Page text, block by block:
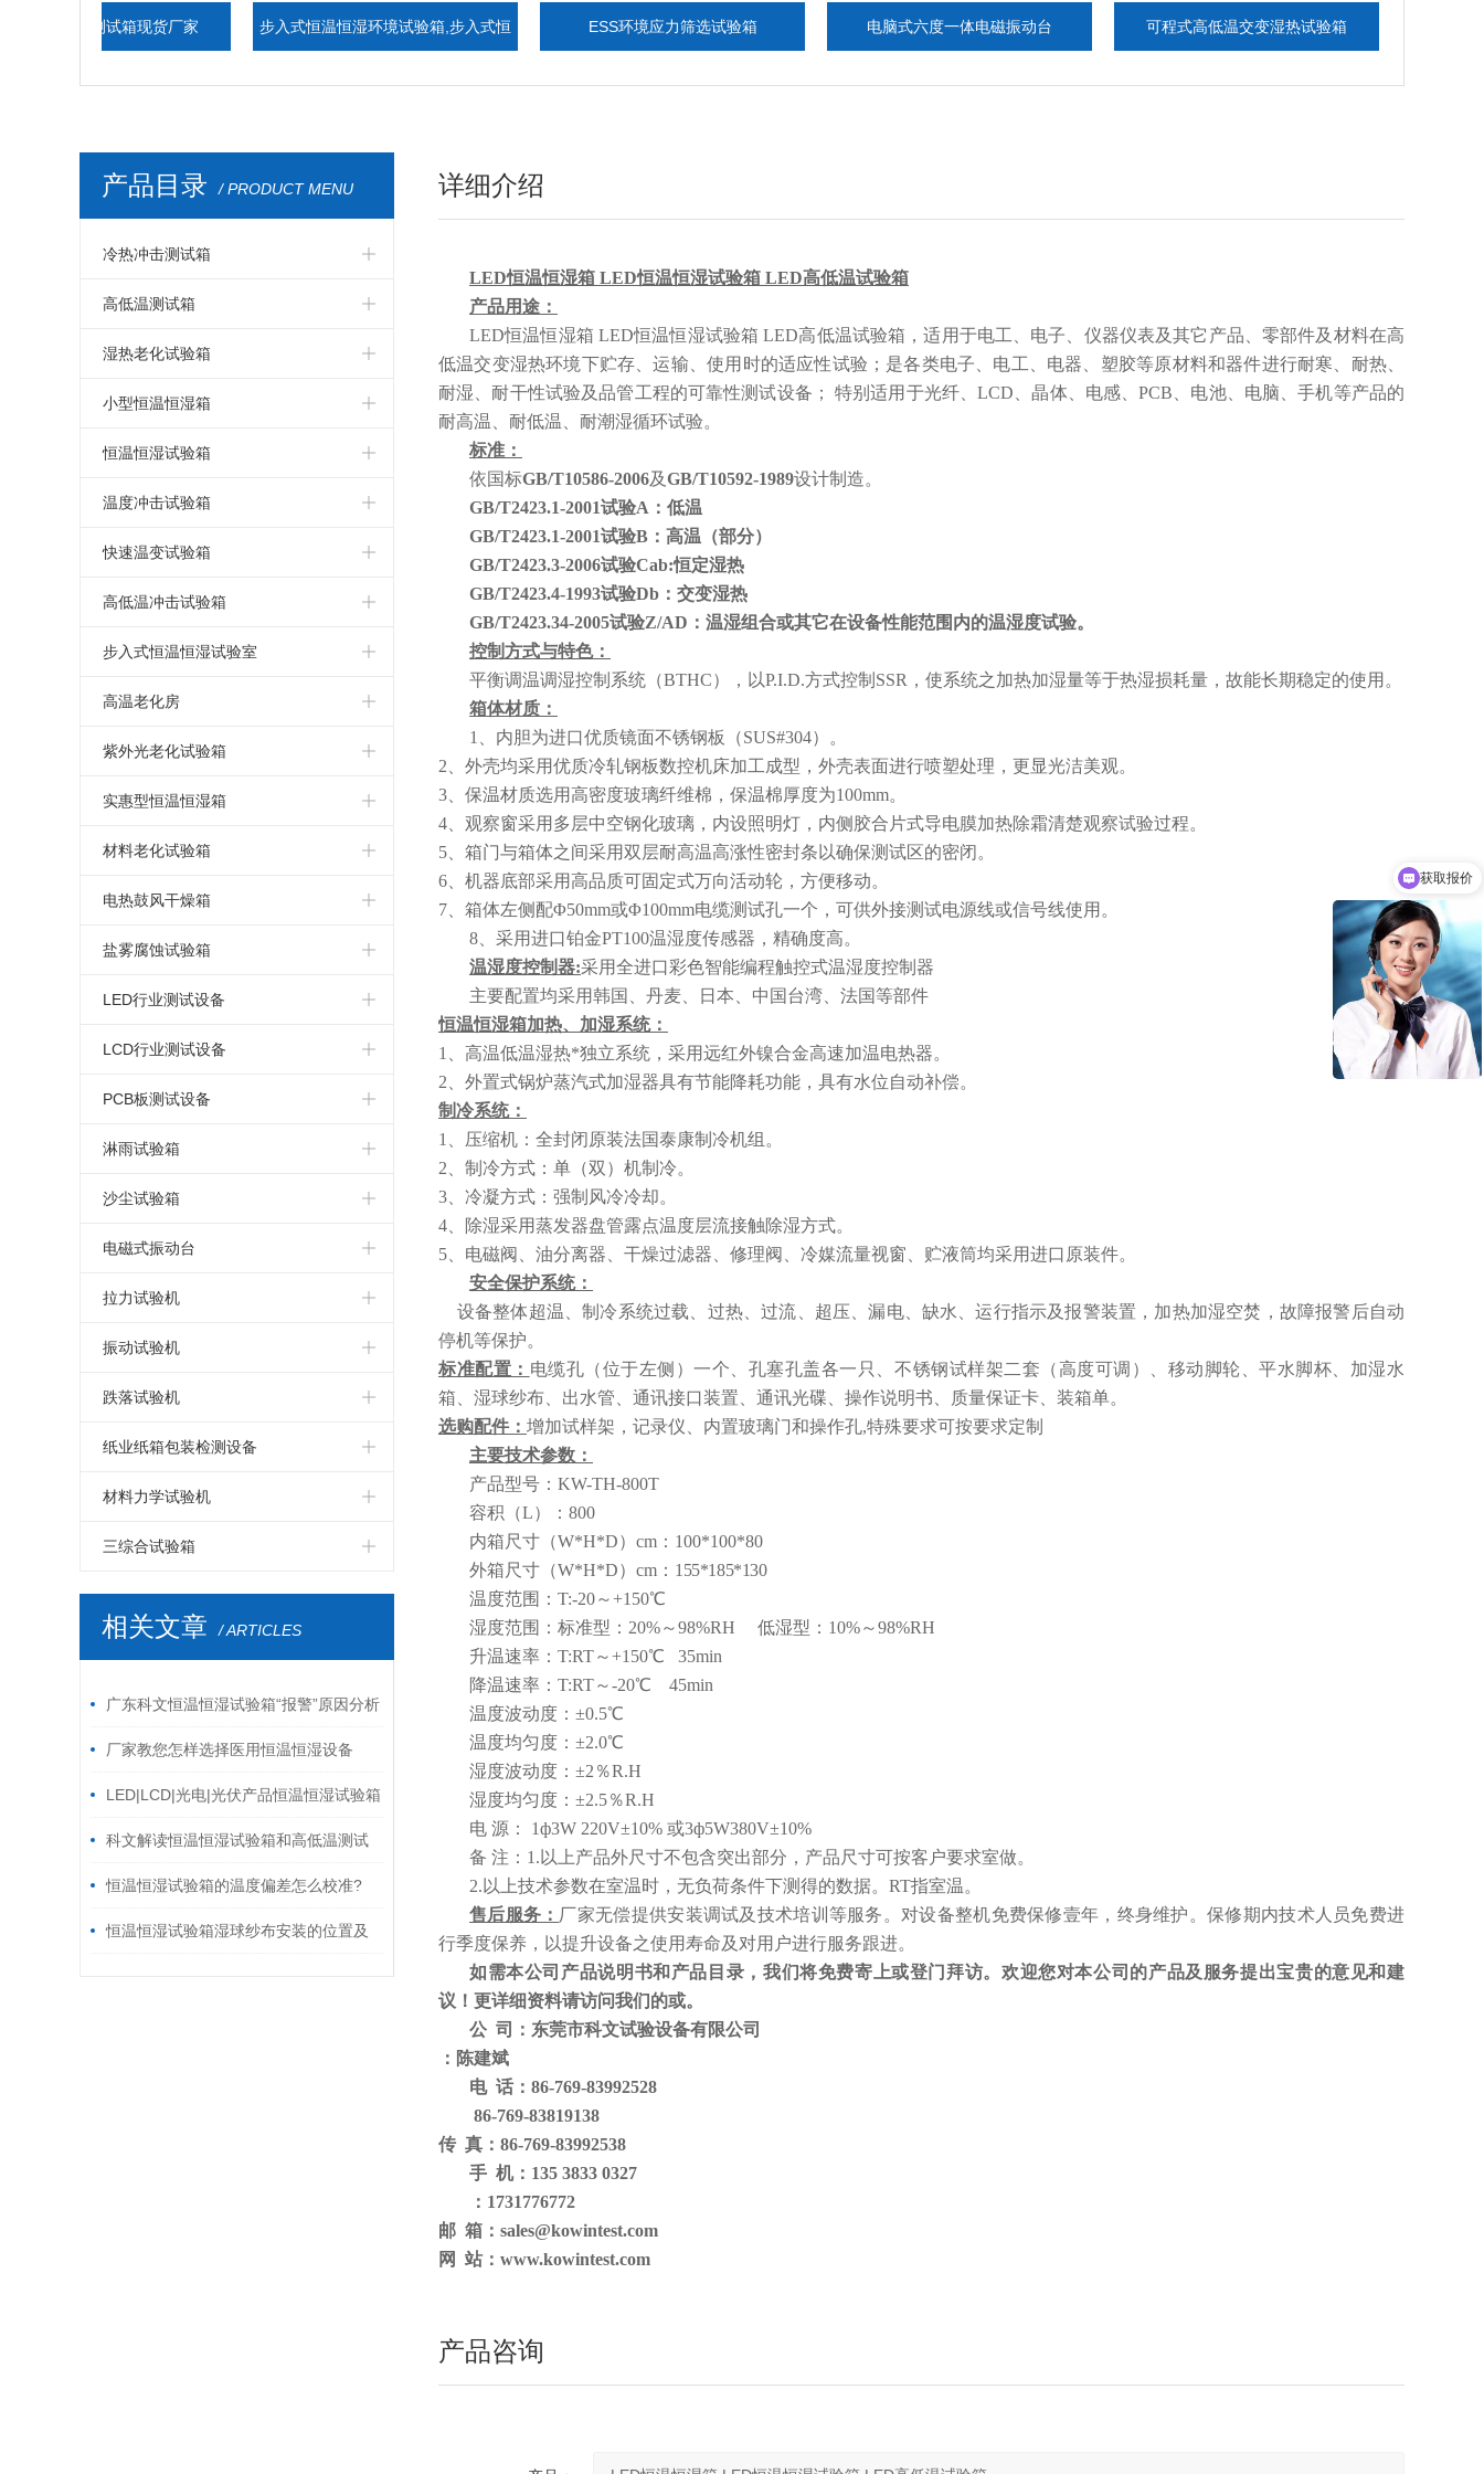
温测试箱现货厂家 步入式恒温恒湿环境试验箱,步入式恒 ESS环境应力筛选试验箱 电脑式六度一体电磁振动台 可程式高低温交变湿热试验箱
产品目录 / PRODUCT MENU
冷热冲击测试箱
冷热冲击箱
冷热冲击测试箱
冷热冲击试验箱
冷热冲击试验机
小型冷热冲击试验箱
三箱冷热冲击试验箱
两箱冷热冲击试验箱
高低温测试箱
高低温测试箱
高低温试验箱
高低温测试仪器
高低温试验机
可程式高低温试验箱
高低温交变试验箱
高低温循环试验箱
高低温恒温试验箱
高低温老化试验箱
高低温箱
湿热老化试验箱
湿热老化试验箱
交变湿热试验箱
湿热老化测试箱
高低温交变湿热试验箱
高低温湿热老化试验箱
小型恒温恒湿箱
小型温湿度试验箱
小型恒温恒湿试验箱
小型高低温试验箱
立式恒温恒湿试验箱
恒温恒湿试验箱
恒温恒湿箱
恒温恒湿试验箱
恒温恒湿测试箱
恒温恒湿试验机
小型恒温恒湿箱
温湿度试验箱
可程式恒温恒湿箱
低湿型恒温恒湿箱
恒温恒湿箱价格
恒温恒湿箱厂家
温度冲击试验箱
温度冲击试验箱
温度冲击试验机
温度冲击测试箱
温度冲击测试机
快速温变试验箱
温度循环试验箱
快速温变试验箱
应力筛选试验箱
快速温变试验箱
高低温冲击试验箱
高低温冲击试验箱
高低温冲击试验机
高低温冲击测试箱
高低温冲击测试机
步入式恒温恒湿试验室
步入式恒温恒湿试验室
恒温恒湿实验室
步入式高低温试验室
大型恒温恒湿房
高温老化房
高温老化房
高温老化室
步入式老化房
紫外光老化试验箱
紫外光老化试验箱
紫外线耐候试验箱
UV光老化试验箱
实惠型恒温恒湿箱
小型恒温恒湿箱
简单恒温恒湿箱
实惠型恒温恒湿箱
简易式恒温恒湿箱
材料老化试验箱
UV紫外线老化测试仪
湿热老化试验箱
高温老化试验箱
氙弧灯老化试验箱
蒸汽老化试验箱
换气老化试验箱
高温老化箱
电热鼓风干燥箱
高温烤箱
电热鼓风干燥箱
指针式电热鼓风干燥箱
真空干燥箱
电热恒温干燥箱
高温马弗炉
盐雾腐蚀试验箱
标准型盐水喷雾试验箱
连续式盐雾腐蚀试验箱
可程式盐水喷雾试验机
LED行业测试设备
LED高低温试验箱
LED高低温湿热试验箱
LED高低温湿热老化试验箱
LED恒温恒湿试验箱
LED高低温冷热冲击试验箱
LED高低温冲击试验箱
LED高温老化箱
LED紫外光老化试验箱
LED步入式恒温恒湿试验室
LED高温老化房
LED跌落试验机
LCD行业测试设备
LCD高低温试验箱
LCD高低温湿热试验箱
LCD湿热老化试验箱
LCD恒温恒湿试验箱
LCD冷热冲击试验箱
LCD高低温冲击试验箱
LCD高温老化箱
LCD紫外光老化试验箱
LCD步入式恒温恒湿试验室
LCD高温老化房
LCD包装运输振动台
PCB板测试设备
PCB高低温测试箱
PCB电路板湿热老化试验箱
PCB板恒温恒湿试验箱
PCB板冷热冲击试验箱
电路板高低温冲击试验箱
PCB电路板高温老化箱
电路板紫外光老化试验箱
PCB板步入式恒温恒湿试验室
PCB电路板高温老化房
PCB电路板鼓风干燥箱
淋雨试验箱
淋雨试验箱
沙尘试验箱
沙尘试验箱
电磁式振动台
电磁振动台
电磁吸合式振动台
垂直水平振动试验机
电脑式电磁振动台
四度空间一体振动台
六度空间一体振动台
拉力试验机
桌上型拉力试验机
微电脑拉力试验机
电脑式拉力试验机
伺服控制拉力试验机
高低温拉力试验机
振动试验机
模拟运输振动试验台
机械振动试验机
电磁式扫频振动台
跌落试验机
单臂跌落试验机
双臂跌落试验机
自由跌落试验机
纸业纸箱包装检测设备
纸箱抗压试验机
破裂强度试验机
环压强度试验机
跌落试验机
油墨脱色试验机
材料力学试验机
鞋材检测试验机
线材弯折试验机
插拔力试验机
按键寿命试验机
三综合试验箱
温湿度振动三综合试验箱
相关文章 / ARTICLES
广东科文恒温恒湿试验箱“报警”原因分析
厂家教您怎样选择医用恒温恒湿设备
LED|LCD|光电|光伏产品恒温恒湿试验箱
科文解读恒温恒湿试验箱和高低温测试
箱的区别
恒温恒湿试验箱的温度偏差怎么校准?
恒温恒湿试验箱湿球纱布安装的位置及
详细介绍
LED恒温恒湿箱 LED恒温恒湿试验箱 LED高低温试验箱
产品用途：
LED恒温恒湿箱 LED恒温恒湿试验箱 LED高低温试验箱 ，适用于电工、电子、仪器仪表及其它产品、零部件及材料在高
低温交变湿热环境下贮存、运输、使用时的适应性试验；是各类电子、电工、电器、塑胶等原材料和器件进行耐寒、耐热、
耐湿、耐干性试验及品管工程的可靠性测试设备； 特别适用于光纤、LCD、晶体、电感、PCB、电池、电脑、手机等产品的
耐高温、耐低温、耐潮湿循环试验。
标准：
依国标GB/T10586-2006及GB/T10592-1989设计制造。
GB/T2423.1-2001试验A：低温
GB/T2423.1-2001试验B：高温（部分）
GB/T2423.3-2006试验Cab:恒定湿热
GB/T2423.4-1993试验Db：交变湿热
GB/T2423.34-2005试验Z/AD：温湿组合或其它在设备性能范围内的温湿度试验。
控制方式与特色：
平衡调温调湿控制系统（BTHC），以P.I.D.方式控制SSR，使系统之加热加湿量等于热湿损耗量，故能长期稳定的使用。
箱体材质：
1、内胆为进口优质镜面不锈钢板（SUS#304）。
2、外壳均采用优质冷轧钢板数控机床加工成型，外壳表面进行喷塑处理，更显光洁美观。
3、保温材质选用高密度玻璃纤维棉，保温棉厚度为100mm。
4、观察窗采用多层中空钢化玻璃，内设照明灯，内侧胶合片式导电膜加热除霜清楚观察试验过程。
5、箱门与箱体之间采用双层耐高温高涨性密封条以确保测试区的密闭。
6、机器底部采用高品质可固定式万向活动轮，方便移动。
7、箱体左侧配Φ50mm或Φ100mm电缆测试孔一个，可供外接测试电源线或信号线使用。
8、采用进口铂金PT100温湿度传感器，精确度高。
温湿度控制器:采用全进口彩色智能编程触控式温湿度控制器
主要配置均采用韩国、丹麦、日本、中国台湾、法国等部件
恒温恒湿箱加热、加湿系统：
1、高温低温湿热*独立系统，采用远红外镍合金高速加温电热器。
2、外置式锅炉蒸汽式加湿器具有节能降耗功能，具有水位自动补偿。
制冷系统：
1、压缩机：全封闭原装法国泰康制冷机组。
2、制冷方式：单（双）机制冷。
3、冷凝方式：强制风冷冷却。
4、除湿采用蒸发器盘管露点温度层流接触除湿方式。
5、电磁阀、油分离器、干燥过滤器、修理阀、冷媒流量视窗、贮液筒均采用进口原装件。
安全保护系统：
设备整体超温、制冷系统过载、过热、过流、超压、漏电、缺水、运行指示及报警装置，加热加湿空焚，故障报警后自动
停机等保护。
标准配置： 电缆孔（位于左侧）一个、孔塞孔盖各一只、不锈钢试样架二套（高度可调）、移动脚轮、平水脚杯、加湿水
箱、湿球纱布、出水管、通讯接口装置、通讯光碟、操作说明书、质量保证卡、装箱单。
选购配件： 增加试样架，记录仪、内置玻璃门和操作孔,特殊要求可按要求定制
主要技术参数：
产品型号 ： KW-TH-800T
容积（L）
： 800
内箱尺寸（W*H*D）cm ： 100*100*80
外箱尺寸（W*H*D）cm ： 155*185*130
温度范围 ： T:-20～+150℃
湿度范围 ： 标准型：20%～98%RH 低湿型：10%～98%RH
升温速率 ： T:RT～+150℃ 35min
降温速率 ： T:RT～-20℃ 45min
温度波动度 ： ±0.5℃
温度均匀度 ： ±2.0℃
湿度波动度 ： ±2％R.H
湿度均匀度 ： ±2.5％R.H
电 源 ：
1ф3W 220V±10% 或3ф5W380V±10%
备 注 ： 1.以上产品外尺寸不包含突出部分，产品尺寸可按客户要求室做。
2.以上技术参数在室温时，无负荷条件下测得的数据。RT指室温。
售后服务： 厂家无偿提供安装调试及技术培训等服务。对设备整机免费保修壹年，终身维护。保修期内技术人员免费进
行季度保养，以提升设备之使用寿命及对用户进行服务跟进。
如需本公司产品说明书和产品目录，我们将免费寄上或登门拜访。欢迎您对本公司的产品及服务提出宝贵的意见和建
议！更详细资料请访问我们的或。
公 司：东莞市科文试验设备有限公司
： 陈建斌
电 话：86-769-83992528
86-769-83819138
传 真：86-769-83992538
手 机：135 3833 0327
：1731776772
邮 箱：sales@kowintest.com
网 站：www.kowintest.com
产品咨询
获取报价